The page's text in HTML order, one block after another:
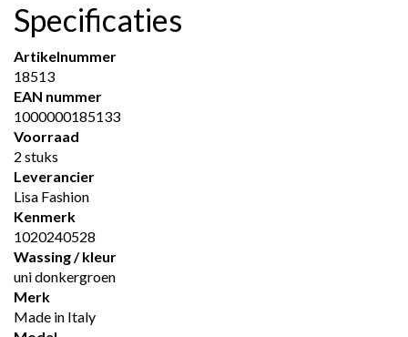
Specificaties
Artikelnummer
18513
EAN nummer
1000000185133
Voorraad
2 stuks
Leverancier
Lisa Fashion
Kenmerk
1020240528
Wassing / kleur
uni donkergroen
Merk
Made in Italy